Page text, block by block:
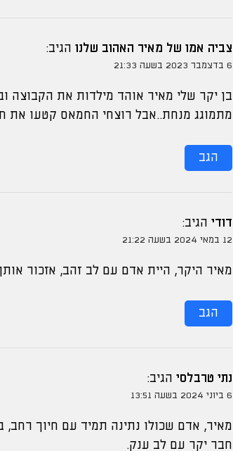
צביה אמו של מאיר האהוב שלנו הגיב:
6 בדצמבר 2023 בשעה 21:33
בן יקר שלי מאיר אוהד מילדות את הקבוצה
מתמוגג מנחת..אבל רוצחי החמאס קטעו את חייו 7.10.23 לא נשכח ולא נסלח
הגב
דודי הגיב:
12 במאי 2024 בשעה 21:22
מאיר היקר, היית אדם עם לב זהב, אזכור
הגב
נתי טרבלסי הגיב:
6 ביוני 2024 בשעה 13:51
מאיר, אדם שכולו נתינה תמיד עם חיוך רחב,
חבר יקר עם לב ענק.